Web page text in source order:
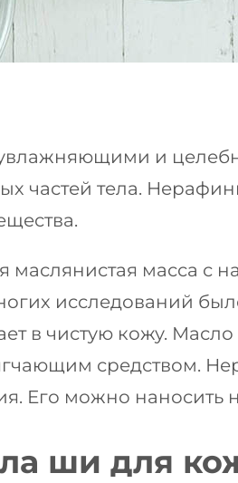
и
частей тела.
маслянистая масса
исследований
в чистую кожу.
средством.
Его можно наносить
ши для